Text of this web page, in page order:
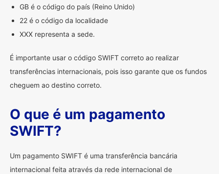
GB é o código do país (Reino Unido)
22 é o código da localidade
XXX representa a sede.
É importante usar o código SWIFT correto ao realizar
transferências internacionais, pois isso garante que os fundos
cheguem ao destino correto.
O que é um pagamento
SWIFT?
Um pagamento SWIFT é uma transferência bancária
internacional feita através da rede internacional de